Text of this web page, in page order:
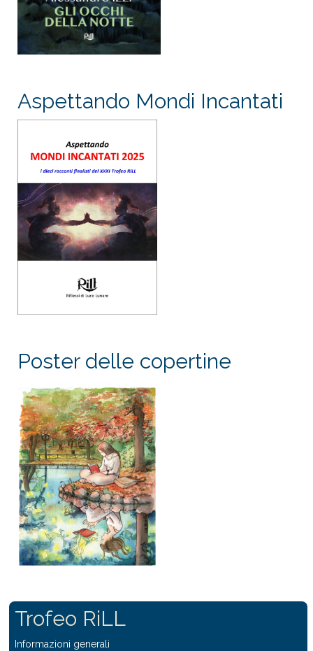
Aspettando Mondi Incantati
Poster delle copertine
Trofeo RiLL
Informazioni generali